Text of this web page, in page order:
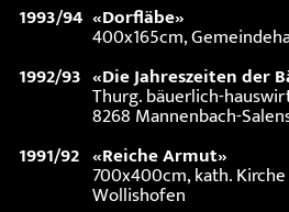
1993/94 «Dorfläbe»
400x165cm,
1992/93 «Die Jahreszeiten der
Thurg. bäuerlich-
8268 Mannenbach-
1991/92 «Reiche Armut»
700x400cm, kath.
Wollishofen